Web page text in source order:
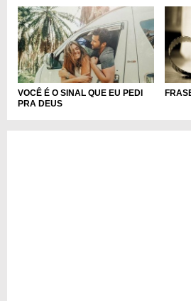
VOCÊ É O SINAL QUE EU PEDI
PRA DEUS